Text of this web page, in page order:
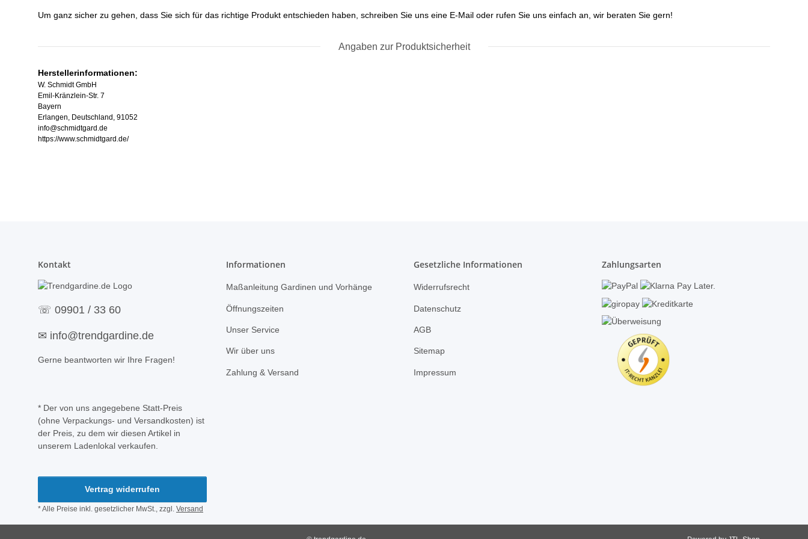
Um ganz sicher zu gehen, dass Sie sich für das richtige Produkt entschieden haben, schreiben Sie uns eine E-Mail oder rufen Sie uns einfach an, wir beraten Sie gern!
Angaben zur Produktsicherheit
Herstellerinformationen:
W. Schmidt GmbH
Emil-Kränzlein-Str. 7
Bayern
Erlangen, Deutschland, 91052
info@schmidtgard.de
https://www.schmidtgard.de/
Kontakt
☏ 09901 / 33 60
✉ info@trendgardine.de
Gerne beantworten wir Ihre Fragen!
Informationen
Maßanleitung Gardinen und Vorhänge
Öffnungszeiten
Unser Service
Wir über uns
Zahlung & Versand
Gesetzliche Informationen
Widerrufsrecht
Datenschutz
AGB
Sitemap
Impressum
Zahlungsarten
* Der von uns angegebene Statt-Preis
(ohne Verpackungs- und Versandkosten) ist
der Preis, zu dem wir diesen Artikel in
unserem Ladenlokal verkaufen.
Vertrag widerrufen
* Alle Preise inkl. gesetzlicher MwSt., zzgl. Versand